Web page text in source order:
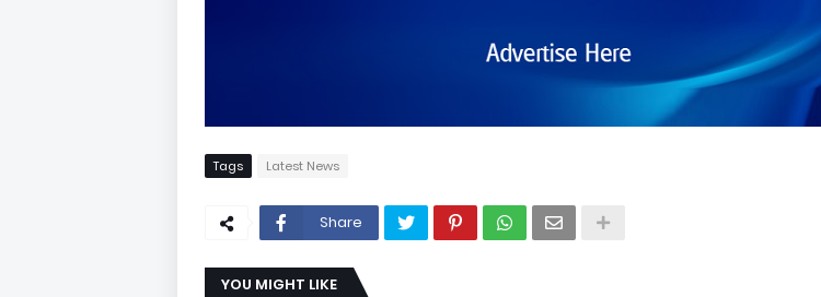
Tags Latest News
Share
YOU MIGHT LIKE